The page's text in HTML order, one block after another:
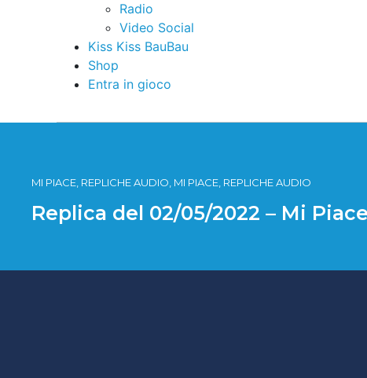
Radio
Video Social
Kiss Kiss BauBau
Shop
Entra in gioco
MI PIACE, REPLICHE AUDIO, MI PIACE, REPLICHE AUDIO
Replica del 02/05/2022 – Mi